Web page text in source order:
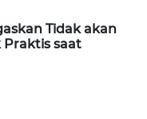
Tidak akan
saat